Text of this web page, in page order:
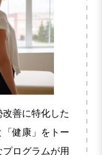
善に特化した
健康」をトー
ログラムが用